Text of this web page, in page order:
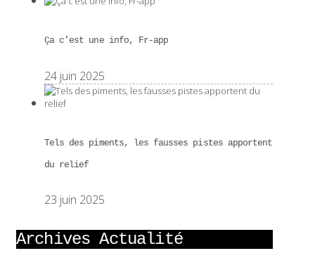
Ça c’est une info, Fr-app
24 juin 2025
Tels des piments, les fausses pistes apportent
du relief
23 juin 2025
Archives Actualité